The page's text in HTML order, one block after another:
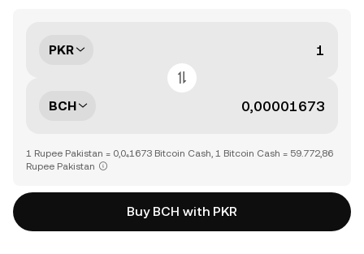
PKR
BCH
1 Rupee Pakistan = 0,0₄1673 Bitcoin Cash, 1 Bitcoin Cash = 59.772,86
Rupee Pakistan
Buy BCH with PKR